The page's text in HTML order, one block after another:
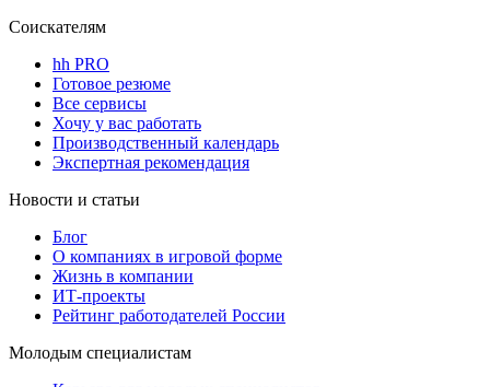
Соискателям
hh PRO
Готовое резюме
Все сервисы
Хочу у вас работать
Производственный календарь
Экспертная рекомендация
Новости и статьи
Блог
О компаниях в игровой форме
Жизнь в компании
ИТ-проекты
Рейтинг работодателей России
Молодым специалистам